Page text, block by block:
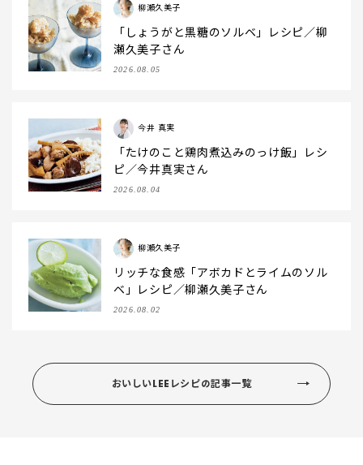
柳瀬久美子
「しょうがと黒糖のソルベ」レシピ／柳
瀬久美子さん
2026.08.05
今井 真実
「たけのこと鶏肉煮込みのっけ飯」レシ
ピ／今井真実さん
2026.08.04
柳瀬久美子
リッチな食感「アボカドとライムのソル
ベ」レシピ／柳瀬久美子さん
2026.08.02
おいしいLEEレシピの記事一覧